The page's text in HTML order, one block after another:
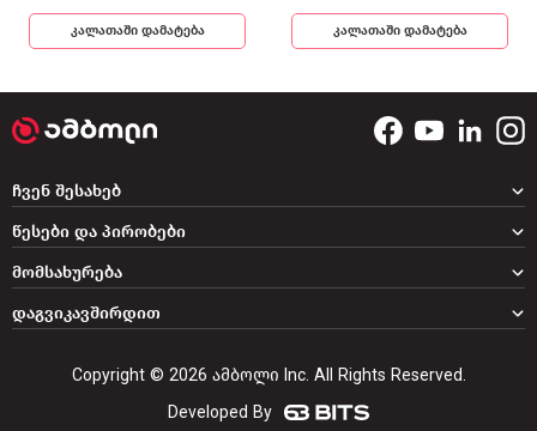
კალათაში დამატება კალათაში დამატება
დაგვიკავშირდით
ჩვენ შესახებ
წესები და პირობები
მომსახურება
Copyright © 2026 ამბოლი Inc. All Rights Reserved.
Developed By